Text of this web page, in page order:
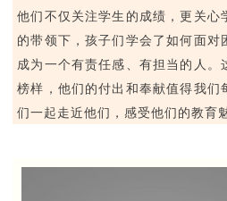
他们不仅关注学生的成绩，更关心
的带领下，孩子们学会了如何面对
成为一个有责任感、有担当的人。
榜样，他们的付出和奉献值得我们
们一起走近他们，感受他们的教育